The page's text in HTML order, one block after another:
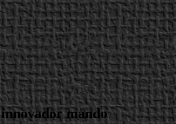
mando